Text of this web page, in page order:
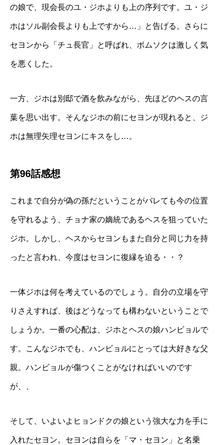
の娘で、現会長のユ・ジホよりも上の序列です。ユ・ジ
ホはソル副会長よりも上ですから…」と告げる。さらに
セヨンから「チュ長官」と呼ばれ、ボムソクは激しく気
を悪くした。
一方、ジホは別邸で酒を飲みながら、先ほどのヘスの言
葉を思い出す。そんなジホの前にセヨンが現れると、ジ
ホは無理矢理セヨンにキスをし…。
第96話感想
これまで自分が偽の孫だということがバレても今の位置
を守れるよう、チョナ家の嫡統であるヘスを狙っていた
ジホ。しかし、ヘスからセヨンもまた自分と同じ力を持
ったと言われ、今度はセヨンに復縁を迫る・・？
一体ジホは何を考えているのでしょう。自分の立場を守
りさえすれば、後はどうなっても構わないということで
しょうか。一番の心配は、ジホとヘスの娘ハンビョルで
す。こんなジホでも、ハンビョルにとっては大好きな父
親。ハンビョルが傷つくことがなければいいのです
が、、
そして、いよいよヒョンドクの娘という強大な力を手に
入れたセヨン。セヨンは自らを「マ・セヨン」と名乗